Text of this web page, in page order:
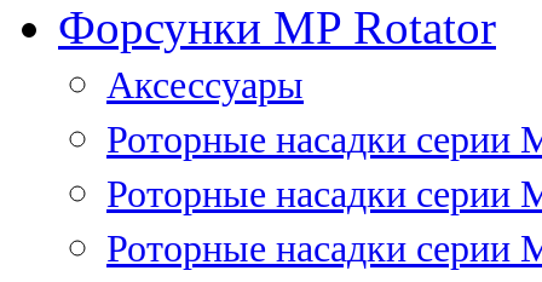
Форсунки MP Rotator
Аксессуары
Роторные насадки серии
Роторные насадки серии
Роторные насадки серии